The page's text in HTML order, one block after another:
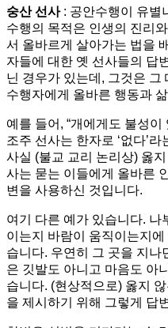
숭산 선사: 공안수행이 유별
수행의 목적은 인생의 진리
서 올바르게 살아가는 법을
자들에 대한 옛 선사들의 답
닌 경우가 있는데, 그것은 그
수행자에게 올바른 행동과
예를 들어, “개에게도 불성
조주 선사는 한자로 ‘없다’
사실 (불교 교리 논리상) 옳
사는 묻는 이들에게 올바른
변을 사용하신 것입니다.
여기 다른 예가 있습니다. 나
이는지 바람이 움직이는지
습니다. 우연히 그 곳을 지나
은 깃발도 아니고 마음도 아
습니다. (현상적으로) 옳지
을 제시하기 위해 그렇게 답